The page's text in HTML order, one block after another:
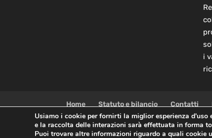
i
Home Statuto e bilancio Contatti
Copyright © 2021 AddioPizzo | Tutti i diritti riservati
Usiamo i cookie per fornirti la miglior esperienza
e la raccolta delle interazioni sarà effettuata in forma
Puoi trovare altre informazioni riguardo a quali cookie